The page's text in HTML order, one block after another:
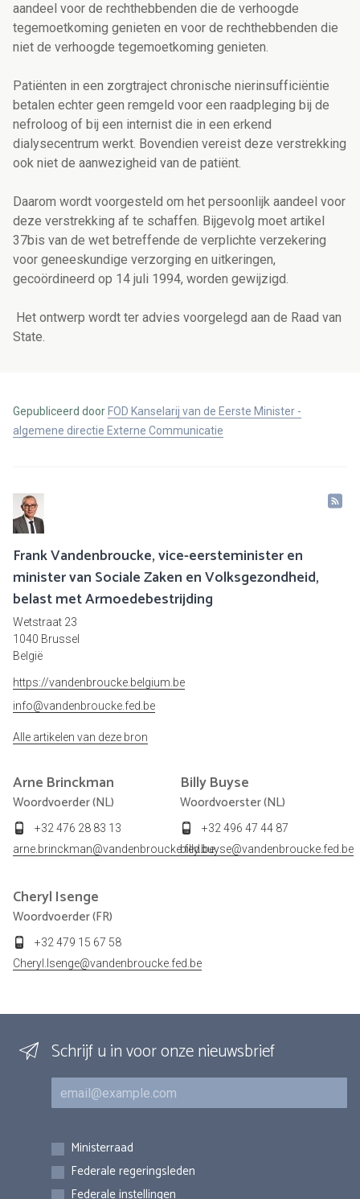
aandeel voor de rechthebbenden die de verhoogde
tegemoetkoming genieten en voor de rechthebbenden die
niet de verhoogde tegemoetkoming genieten.
Patiënten in een zorgtraject chronische nierinsufficiëntie
betalen echter geen remgeld voor een raadpleging bij de
nefroloog of bij een internist die in een erkend
dialysecentrum werkt. Bovendien vereist deze verstrekking
ook niet de aanwezigheid van de patiënt.
Daarom wordt voorgesteld om het persoonlijk aandeel voor
deze verstrekking af te schaffen. Bijgevolg moet artikel
37bis van de wet betreffende de verplichte verzekering
voor geneeskundige verzorging en uitkeringen,
gecoördineerd op 14 juli 1994, worden gewijzigd.
Het ontwerp wordt ter advies voorgelegd aan de Raad van
State.
Gepubliceerd door FOD Kanselarij van de Eerste Minister -
algemene directie Externe Communicatie
Frank Vandenbroucke, vice-eersteminister en
minister van Sociale Zaken en Volksgezondheid,
belast met Armoedebestrijding
Wetstraat 23
1040 Brussel
België
https://vandenbroucke.belgium.be
info@vandenbroucke.fed.be
Alle artikelen van deze bron
Arne Brinckman
Woordvoerder (NL)
+32 476 28 83 13
arne.brinckman@vandenbroucke.fed.be
BillyBuyse
Woordvoerster (NL)
+32 496 47 44 87
billy.buyse@vandenbroucke.fed.be
Cheryl Isenge
Woordvoerder (FR)
+32 479 15 67 58
Cheryl.Isenge@vandenbroucke.fed.be
Schrijf u in voor onze nieuwsbrief
E-mail
Inschrijvingen
Ministerraad
Federale regeringsleden
Federale instellingen